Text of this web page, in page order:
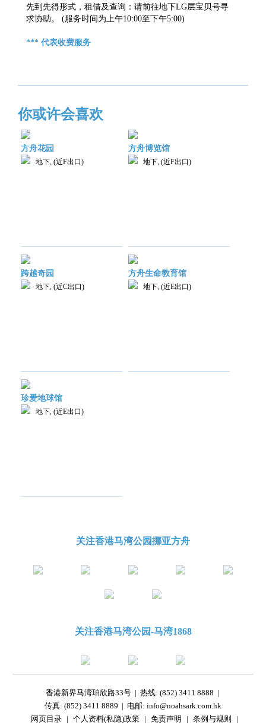
先到先得形式，租借及查询：请前往地下LG层宝贝号寻
求协助。 (服务时间为上午10:00至下午5:00)
*** 代表收费服务
你或许会喜欢
方舟花园
地下, (近F出口)
方舟博览馆
地下, (近F出口)
跨越奇园
地下, (近C出口)
方舟生命教育馆
地下, (近E出口)
珍爱地球馆
地下, (近E出口)
关注香港马湾公园挪亚方舟
关注香港马湾公园-马湾1868
香港新界马湾珀欣路33号 | 热线: (852) 3411 8888 |
传真: (852) 3411 8889 | 电邮: info@noahsark.com.hk
网页目录 | 个人资料(私隐)政策 | 免责声明 | 条例与规则 |